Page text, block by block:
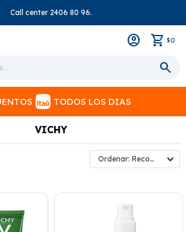
Call center 2406 80 96.
$0
TODOS LOS DIAS
VICHY
Recomendados